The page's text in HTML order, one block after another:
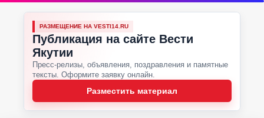
РАЗМЕЩЕНИЕ НА VESTI14.RU
Публикация на сайте Вести
Якутии
Пресс-релизы, объявления, поздравления и памятные
тексты. Оформите заявку онлайн.
Разместить материал